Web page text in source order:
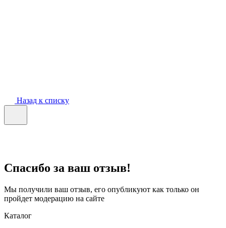
Назад к списку
Спасибо за ваш отзыв!
Мы получили ваш отзыв, его опубликуют как только он
пройдет модерацию на сайте
Каталог